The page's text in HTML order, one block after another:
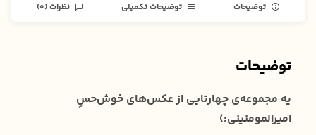
توضیحات توضیحات تکمیلی نظرات (0)
توضیحات
یه مجموعه‌ی چهارتایی از عکس‌های خوش‌حسِ
امیرالمومنینی:)